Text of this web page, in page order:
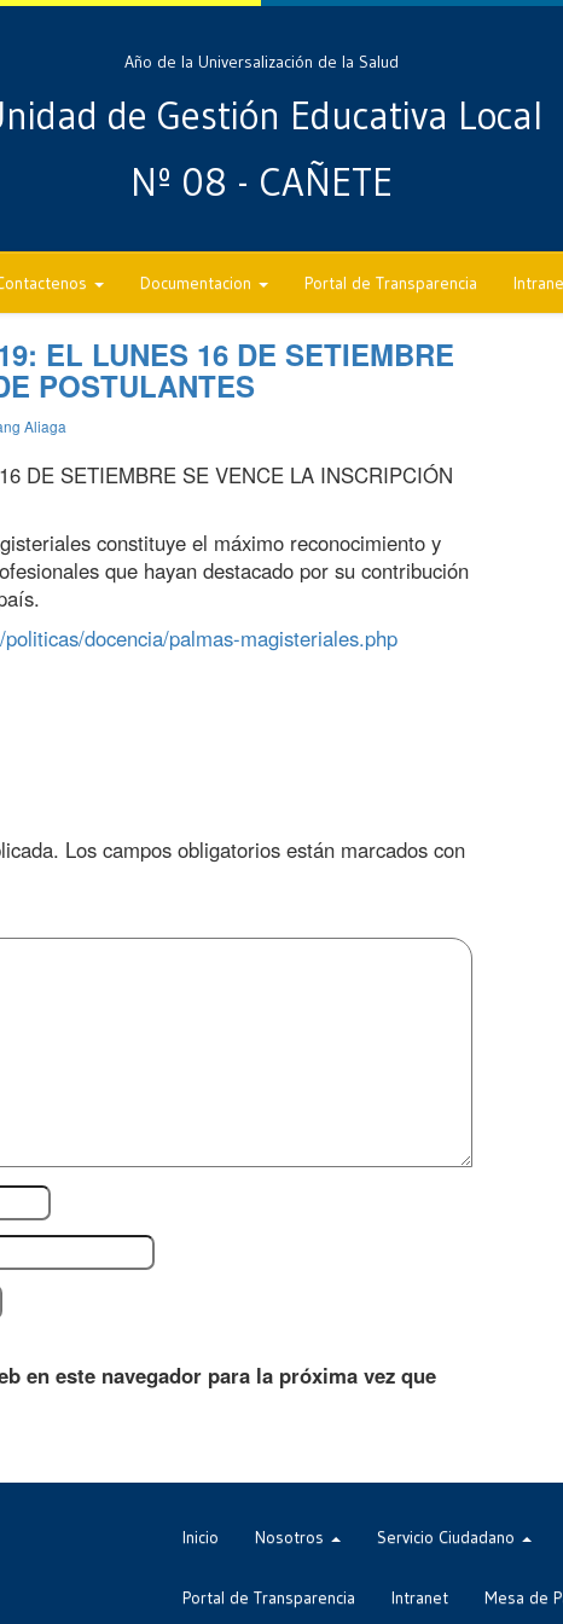
Año de la Universalización de la Salud
de Gestión Educativa Local
Nº 08 - CAÑETE
Documentacion Portal de Transparencia
EL LUNES 16 DE SETIEMBRE
POSTULANTES
Aliaga
DE SETIEMBRE SE VENCE LA INSCRIPCIÓN
constituye el máximo reconocimiento y
que hayan destacado por su contribución
docencia/palmas-magisteriales.php
Los campos obligatorios están marcados con
en este navegador para la próxima vez que
Inicio Nosotros Servicio Ciudadano
Portal de Transparencia Intranet Mesa de